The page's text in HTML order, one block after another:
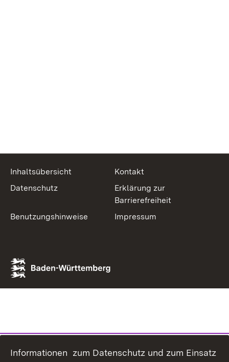
Inhaltsübersicht
Kontakt
Datenschutz
Erklärung zur
Barrierefreiheit
Benutzungshinweise
Impressum
Informationen zum Datenschutz und zum Einsatz